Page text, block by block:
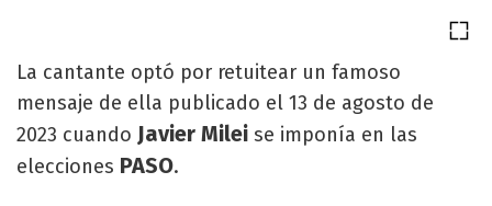
La cantante optó por retuitear un famoso
mensaje de ella publicado el 13 de agosto de
2023 cuando Javier Milei se imponía en las
elecciones PASO.